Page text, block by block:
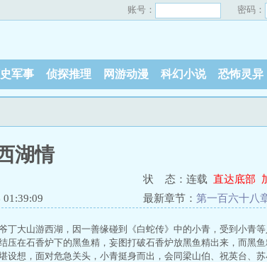
账号： 密码：
军事 侦探推理 网游动漫 科幻小说 恐怖灵异
湖情
状 态：连载 直达底部
最新章节： 第一百六十八
丁大山游西湖，因一善缘碰到《白蛇传》中的小青，受到小青
压在石香炉下的黑鱼精，妄图打破石香炉放黑鱼精出来，而黑
设想，面对危急关头，小青挺身而出，会同梁山伯、祝英台、